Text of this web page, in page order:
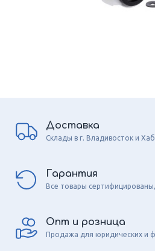
Доставка
Склады в г. Владивосток и
Гарантия
Все товары
Опт и розница
Продажа для юридических и